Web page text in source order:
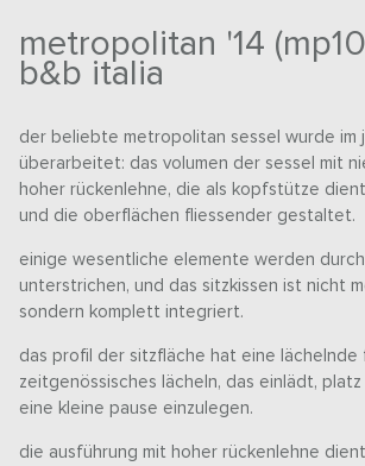
metropolitan '14
b&b italia
der beliebte metropolitan sessel wurde im
überarbeitet: das volumen der sessel mit
hoher rückenlehne, die als kopfstütze
und die oberflächen fliessender gestaltet.
einige wesentliche elemente werden
unterstrichen, und das sitzkissen ist nicht
sondern komplett integriert.
das profil der sitzfläche hat eine lächelnde
zeitgenössisches lächeln, das einlädt, platz
eine kleine pause einzulegen.
die ausführung mit hoher rückenlehne